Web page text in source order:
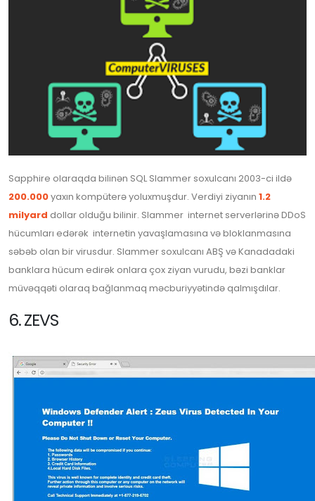
Sapphire olaraqda bilinən SQL Slammer soxulcanı 2003-ci ildə
200.000yaxın kompüterə yoluxmuşdur. Verdiyi ziyanın 1.2
milyard dollar olduğu bilinir. Slammer internet serverlərinə DDoS
hücumları edərək internetin yavaşlamasına və bloklanmasına
səbəb olan bir virusdur. Slammer soxulcanı ABŞ və Kanadadaki
banklara hücum edirək onlara çox ziyan vurudu, bəzi banklar
müvəqqəti olaraq bağlanmaq məcburiyyətində qalmışdılar.
6. ZEVS